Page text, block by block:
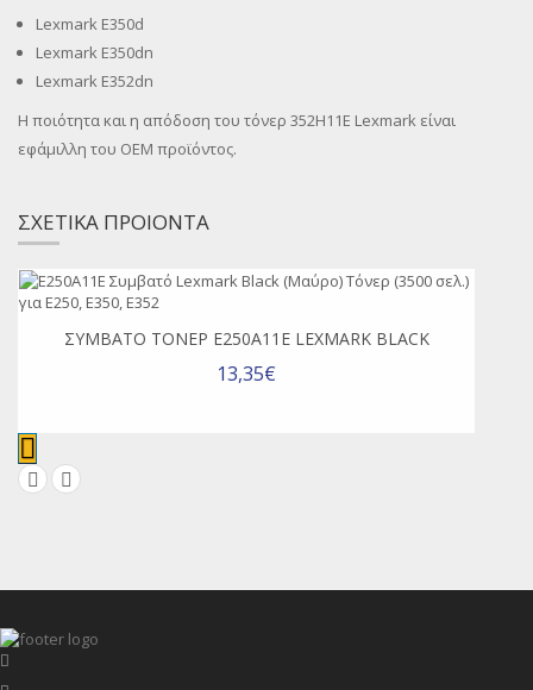
Lexmark E350d
Lexmark E350dn
Lexmark E352dn
Η ποιότητα και η απόδοση του τόνερ 352H11E Lexmark είναι
εφάμιλλη του OEM προϊόντος.
ΣΧΕΤΙΚΑ ΠΡΟΙΟΝΤΑ
ΣΥΜΒΑΤΌ ΤΌΝΕΡ E250A11E LEXMARK BLACK
13,35€